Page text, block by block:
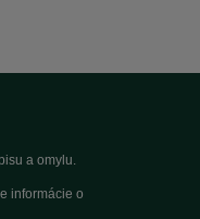
a omylu.
informácie o